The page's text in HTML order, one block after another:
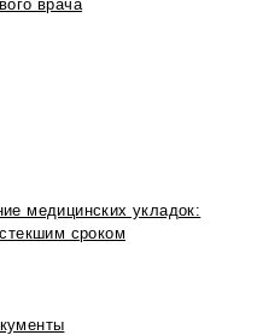
врача
медицинских укладок:
сроком